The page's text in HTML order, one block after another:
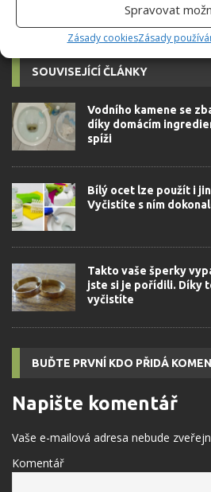
Spravovat
Zásady cookiesZásady
SOUVISEJÍCÍ ČLÁNKY
Vodního kamene se
díky domácím
spíži
Bílý ocet lze použít i
Vyčistíte s ním
Takto vaše šperky
jste si je pořídili. Díky
vyčistíte
BUĎTE PRVNÍ KDO PŘIDÁ
Napište komentář
Vaše e-mailová adresa nebude
Komentář